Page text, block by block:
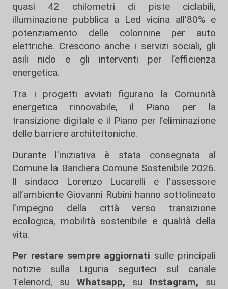
quasi 42 chilometri di piste ciclabili,
illuminazione pubblica a Led vicina all’80% e
potenziamento delle colonnine per auto
elettriche. Crescono anche i servizi sociali, gli
asili nido e gli interventi per l’efficienza
energetica.
Tra i progetti avviati figurano la Comunità
energetica rinnovabile, il Piano per la
transizione digitale e il Piano per l’eliminazione
delle barriere architettoniche.
Durante l’iniziativa è stata consegnata al
Comune la Bandiera Comune Sostenibile 2026.
Il sindaco
Lorenzo Lucarelli e l’assessore
all’ambiente Giovanni Rubini hanno sottolineato
l’impegno della città verso transizione
ecologica, mobilità sostenibile e qualità della
vita.
Per restare sempre aggiornati sulle principali
notizie sulla Liguria seguiteci sul canale
Telenord, su
Whatsapp, su Instagram, su